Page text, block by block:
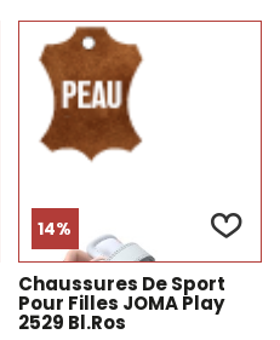
14%
Chaussures De Sport
Pour Filles JOMA Play
2529 Bl.ros